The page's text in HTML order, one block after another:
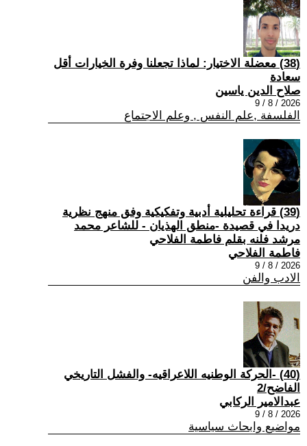
(38) معضلة الاختيار: لماذا تجعلنا وفرة الخيارات أقل
سعادة
صلاح الدين ياسين
2026 / 8 / 9
الفلسفة ,علم النفس , وعلم الاجتماع
(39) قراءة تحليلية أدبية وتفكيكية وفق منهج نظرية
دريدا في قصيدة -منطق الهذيان - للشاعر محمد
مرشد فلنه بقلم فاطمة الفلاحي
فاطمة الفلاحي
2026 / 8 / 9
الادب والفن
(40) -الحركة الوطنيه اللاعراقيه- والفشل التاريخي
الفاضح/2
عبدالامير الركابي
2026 / 8 / 9
مواضيع وابحاث سياسية